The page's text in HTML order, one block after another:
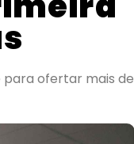
para ofertar mais de